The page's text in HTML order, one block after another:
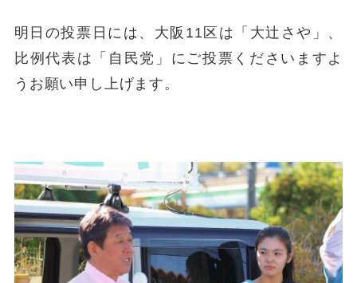
明日の投票日には、大阪11区は「大辻さや」、
比例代表は「自民党」にご投票くださいますよ
うお願い申し上げます。